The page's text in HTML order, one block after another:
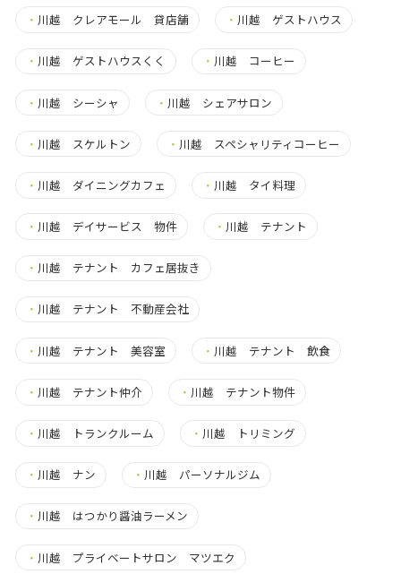
・ 川越 クレアモール 貸店舗 ・ 川越 ゲストハウス
・ 川越 ゲストハウスくく ・ 川越 コーヒー
・ 川越 シーシャ ・ 川越 シェアサロン
・ 川越 スケルトン ・ 川越 スペシャリティコーヒー
・ 川越 ダイニングカフェ ・ 川越 タイ料理
・ 川越 デイサービス 物件 ・ 川越 テナント
・ 川越 テナント カフェ居抜き
・ 川越 テナント 不動産会社
・ 川越 テナント 美容室 ・ 川越 テナント 飲食
・ 川越 テナント仲介 ・ 川越 テナント物件
・ 川越 トランクルーム ・ 川越 トリミング
・ 川越 ナン ・ 川越 パーソナルジム
・ 川越 はつかり醤油ラーメン
・ 川越 プライベートサロン マツエク